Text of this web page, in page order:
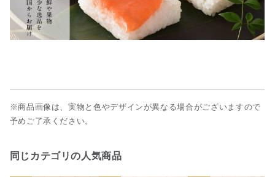
※商品画像は、実物と色やデザインが異なる場合がございますので
予めご了承ください。
同じカテゴリの人気商品